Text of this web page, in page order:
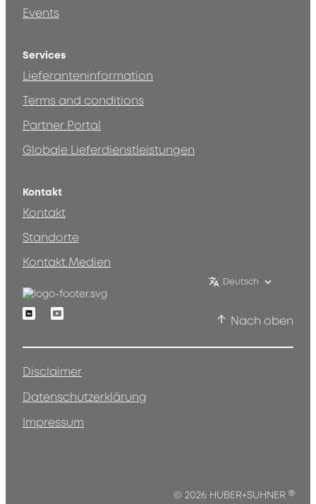
Events
Services
Lieferanteninformation
Terms and conditions
Partner Portal
Globale Lieferdienstleistungen
Kontakt
Kontakt
Standorte
Kontakt Medien
Deutsch
LinkedinYoutube
Nach oben
Disclaimer
Datenschutzerklärung
Impressum
© 2026 HUBER+SUHNER ®